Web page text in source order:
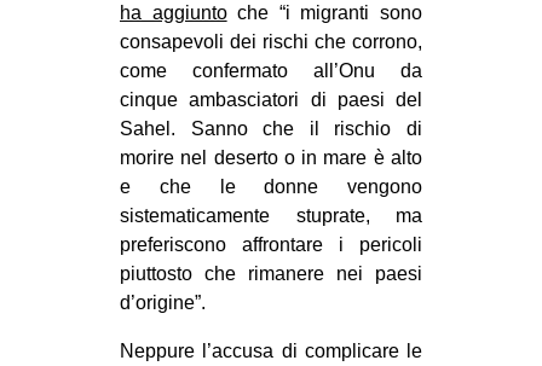
ha aggiuntoche “i migranti sono
consapevoli dei rischi che corrono,
come confermato all’Onu da
cinque ambasciatori di paesi del
Sahel. Sanno che il rischio di
morire nel deserto o in mare è alto
e che le donne vengono
sistematicamente stuprate, ma
preferiscono affrontare i pericoli
piuttosto che rimanere nei paesi
d’origine”.
Neppure l’accusa di complicare le